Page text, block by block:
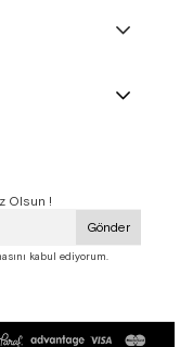
Olsun !
Gönder
kabul ediyorum.